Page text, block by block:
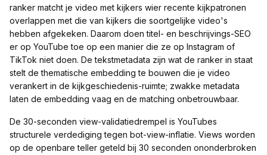
ranker matcht je video met kijkers wier recente kijkpatronen
overlappen met die van kijkers die soortgelijke video's
hebben afgekeken. Daarom doen titel- en beschrijvings-SEO
er op YouTube toe op een manier die ze op Instagram of
TikTok niet doen. De tekstmetadata zijn wat de ranker in staat
stelt de thematische embedding te bouwen die je video
verankert in de kijkgeschiedenis-ruimte; zwakke metadata
laten de embedding vaag en de matching onbetrouwbaar.
De 30-seconden view-validatiedrempel is YouTubes
structurele verdediging tegen bot-view-inflatie. Views worden
op de openbare teller geteld bij 30 seconden ononderbroken